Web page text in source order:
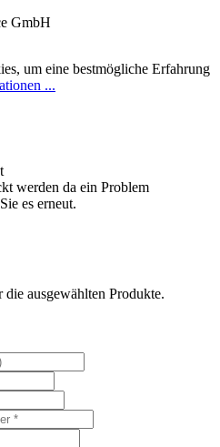
GmbH
um eine bestmögliche Erfahrung
...
werden da ein Problem
es erneut.
die ausgewählten Produkte.